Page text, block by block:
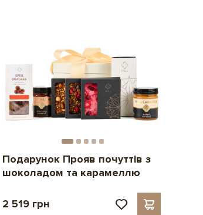
Подарунок Прояв почуттів з
шоколадом та карамеллю
2 519 грн